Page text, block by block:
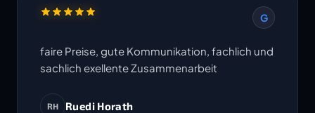
G
faire Preise, gute Kommunikation, fachlich und
sachlich exellente Zusammenarbeit
RH Ruedi Horath